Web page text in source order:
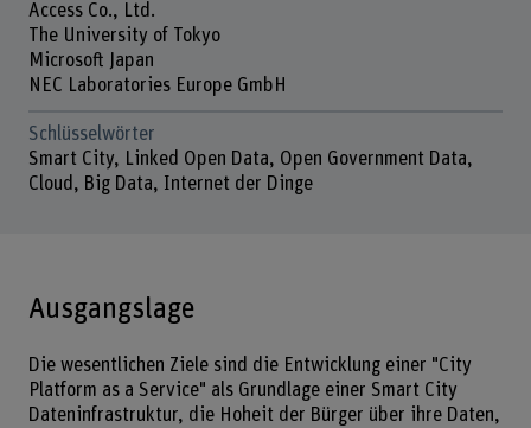
Access Co., Ltd.
The University of Tokyo
Microsoft Japan
NEC Laboratories Europe GmbH
Schlüsselwörter
Smart City, Linked Open Data, Open Government Data,
Cloud, Big Data, Internet der Dinge
Ausgangslage
Die wesentlichen Ziele sind die Entwicklung einer "City
Platform as a Service" als Grundlage einer Smart City
Dateninfrastruktur, die Hoheit der Bürger über ihre Daten,